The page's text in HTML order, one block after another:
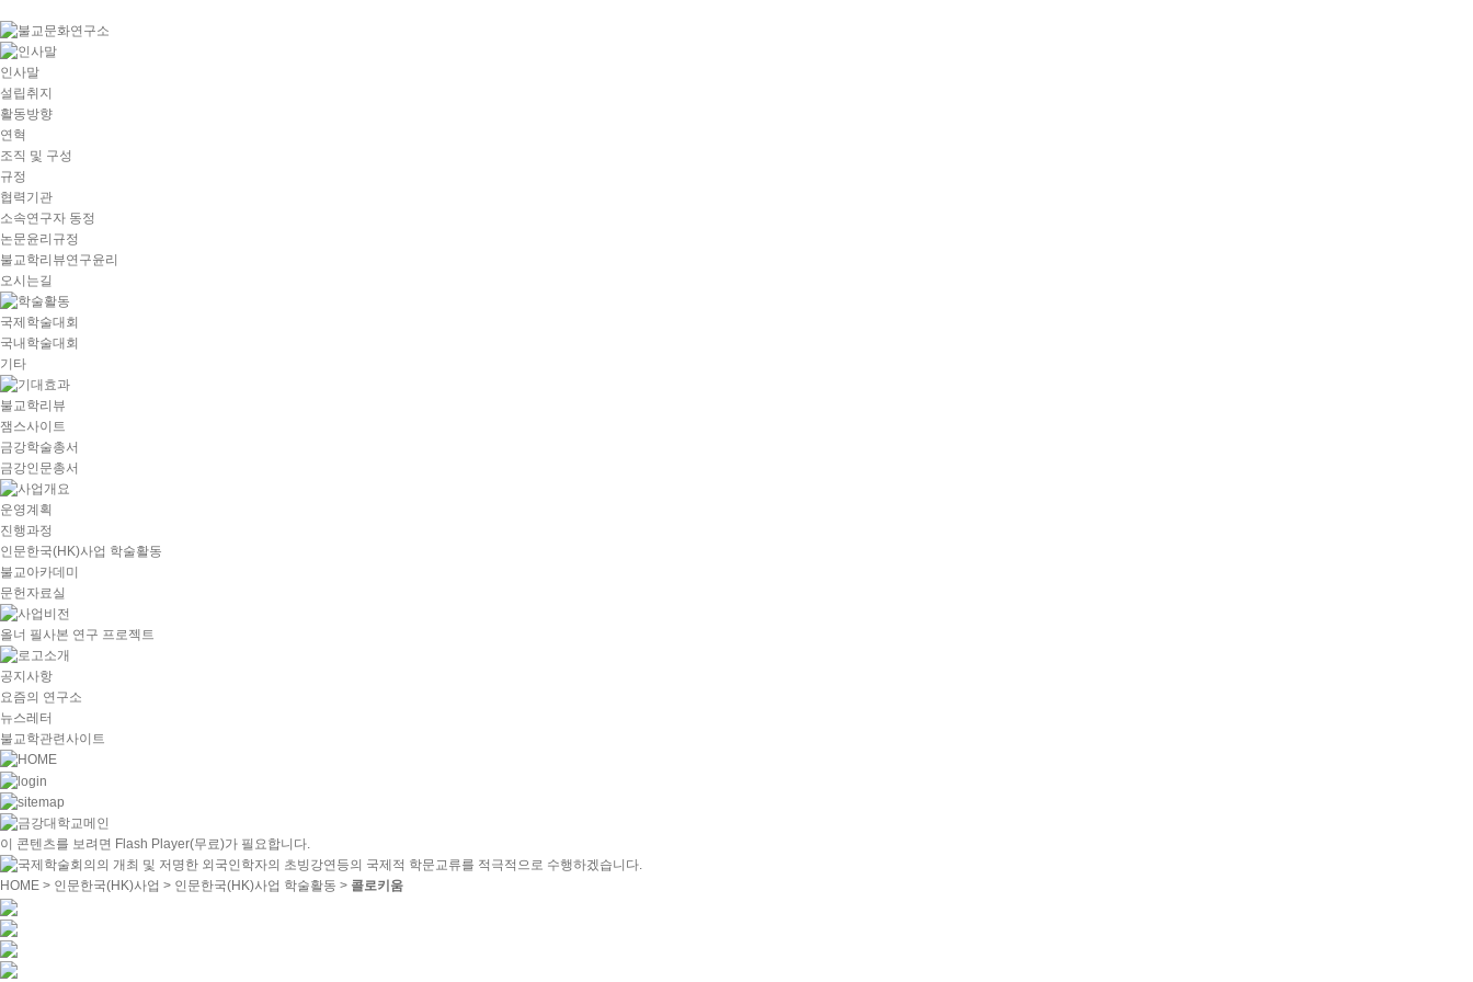
Local
Navigation
goto
Service
goto
copyright
인사말
설립취지
활동방향
연혁
조직 및 구성
규정
협력기관
소속연구자 동정
논문윤리규정
불교학리뷰연구윤리
오시는길
국제학술대회
국내학술대회
기타
불교학리뷰
잼스사이트
금강학술총서
금강인문총서
운영계획
진행과정
인문한국(HK)사업 학술활동
불교아카데미
문헌자료실
올너 필사본 연구 프로젝트
공지사항
요즘의 연구소
뉴스레터
불교학관련사이트
이 콘텐츠를 보려면 Flash Player(무료)가 필요합니다.
HOME > 인문한국(HK)사업 > 인문한국(HK)사업 학술활동 > 콜로키움